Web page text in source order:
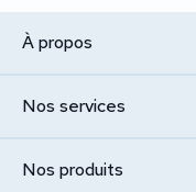
À propos
Notre histoire
Nos services
Examen visuel complet
Nos produits